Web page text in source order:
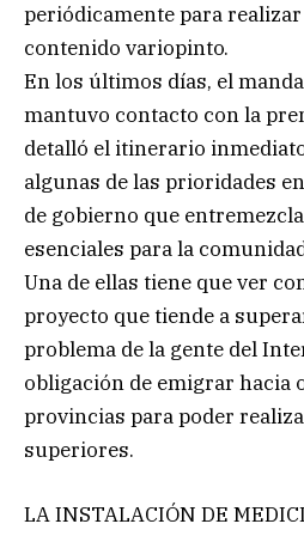
periódicamente para
contenido variopinto.
En los últimos días, el
mantuvo contacto con la
detalló el itinerario
algunas de las prioridades
de gobierno que
esenciales para la
Una de ellas tiene que ver
proyecto que tiende a
problema de la gente del
obligación de emigrar hacia
provincias para poder
superiores.
LA INSTALACIÓN DE